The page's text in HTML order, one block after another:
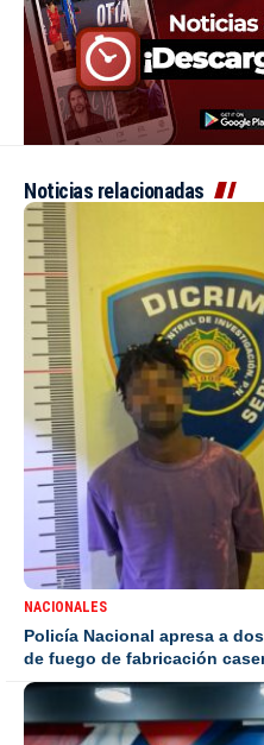
Noticias relacionadas
NACIONALES
Policía Nacional apresa a
de fuego de fabricación